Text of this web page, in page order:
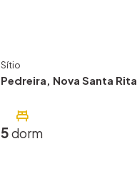
Sítio
Pedreira, Nova Santa Rita
5 dorm